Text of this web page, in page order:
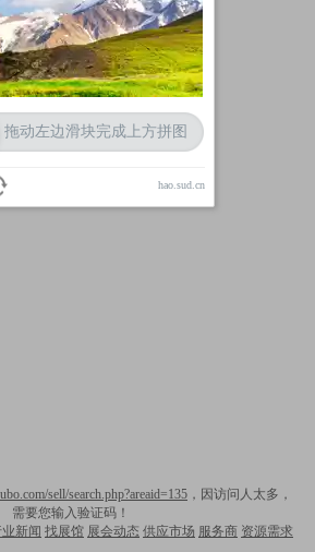
sell/search.php?areaid=135 ，因访问人太多，
需要您输入验证码！
新闻 找展馆 展会动态 供应市场 服务商 资源需求
加载中
拖动左边滑块完成上方拼图
hao.sud.cn